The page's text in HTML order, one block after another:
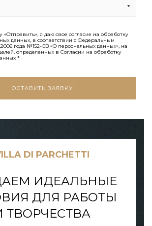
я даю свое согласие на обработку
данных, в соответствии с Федеральным
года №152-ФЗ «О персональных данных», на
определенных в Согласии на обработку
*
ОСТАВИТЬ ЗАЯВКУ
DI PARCHETTI
ИДЕАЛЬНЫЕ
ДЛЯ РАБОТЫ
ТВОРЧЕСТВА